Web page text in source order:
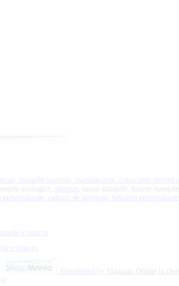
stampile speciale, stampile acte, colop pret,
ecologice, sitemap , tusuri stampile, tusiere stampile,
personalizate, cadouri de dragoste, felicitari personalizate,
colop.ro
colop.ro
Developed by Magazin Online la